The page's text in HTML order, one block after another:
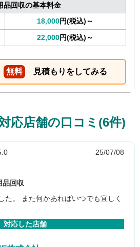
品回収の基本料金
18,000円(税込)～
22,000円(税込)～
無料 見積もりをしてみる
応店舗の口コミ(6件)
25/07/08
品回収
た。 また何かあればいつでも宜しく
対応した店舗